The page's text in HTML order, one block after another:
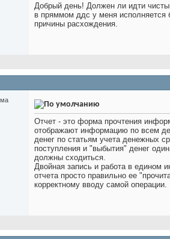
Добрый день! Должен ли идти
в пряммом ддс у меня исполняется
причины расхождения.
Отчет - это форма прочтения
отображают информацию по всем
денег по статьям учета денежных
поступления и "выбытия" денег
должны сходиться.
Двойная запись и работа в едином
отчета просто правильно ее
корректному вводу самой операции.